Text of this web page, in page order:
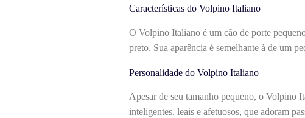
Características do Volpino Italiano
O Volpino Italiano é um cão de porte
preto. Sua aparência é semelhante à de um
Personalidade do Volpino Italiano
Apesar de seu tamanho pequeno, o Volpino
inteligentes, leais e afetuosos, que adoram